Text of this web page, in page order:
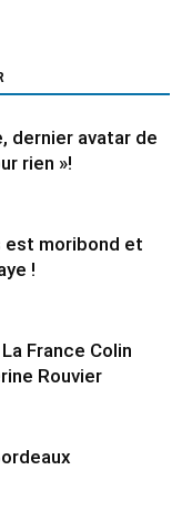
dernier avatar de
rien »!
est moribond et
!
France Colin
Rouvier